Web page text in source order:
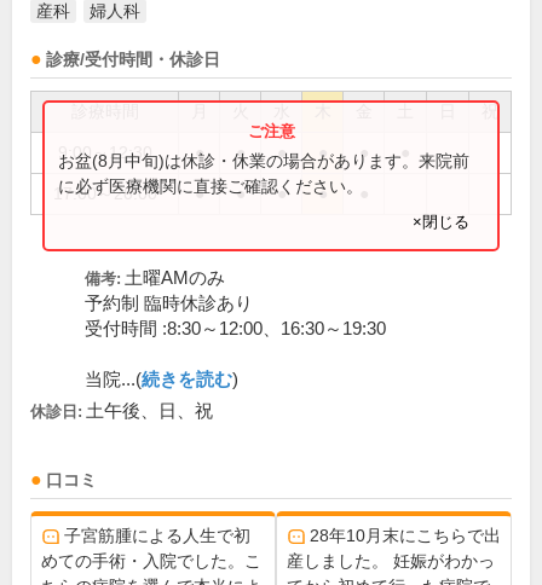
産科 婦人科
診療/受付時間・休診日
祝
9:00～12:30 ● ● ● ● ●
17:00～20:00 ● ● ● ●
お盆(8月中旬)は休診・休業の場合があります。来院前
に必ず医療機関に直接ご確認ください。
×閉じる
備考: 土曜AMのみ
予約制 臨時休診あり
受付時間 :8:30～12:00、16:30～19:30
当院...(続きを読む)
休診日: 土午後、日、祝
口コミ
子宮筋腫による人生で初
めての手術・入院でした。こ
28年10月末にこちらで出
産しました。 妊娠がわかっ